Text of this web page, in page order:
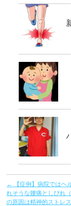
←
【症例】病院ではヘ
れそうな腰痛としびれ
の原因は精神的ストレ